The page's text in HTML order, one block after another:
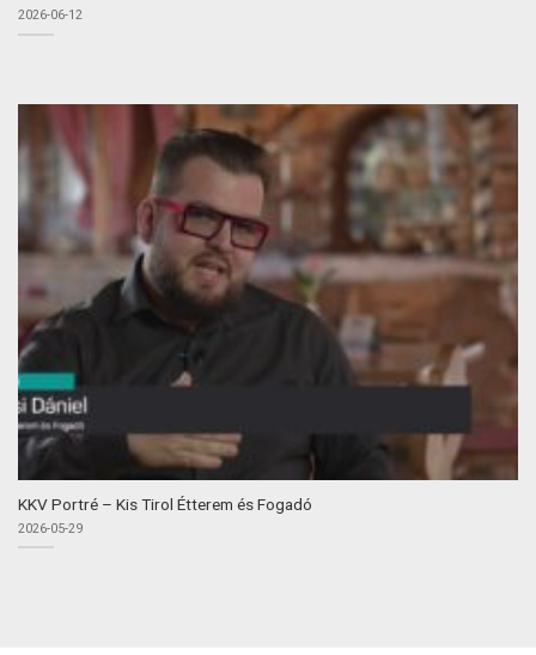
2026-06-12
KKV Portré – Kis Tirol Étterem és Fogadó
2026-05-29